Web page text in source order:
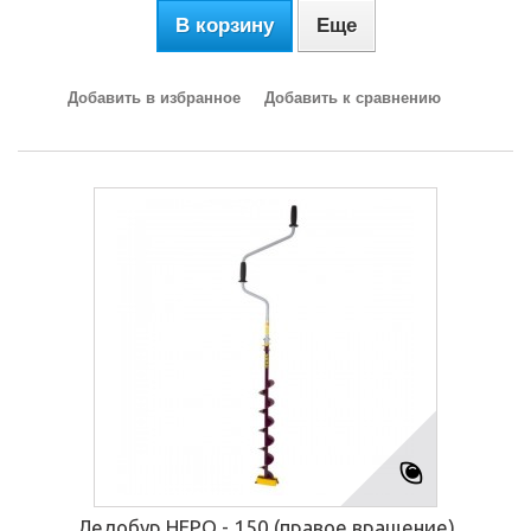
В корзину Еще
Добавить в избранное Добавить к сравнению